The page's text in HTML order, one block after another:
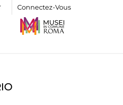
Connectez-Vous